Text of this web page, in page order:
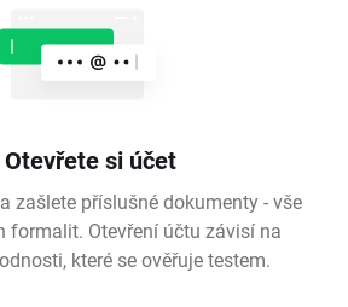
si účet
zašlete příslušné dokumenty - vše
formalit. Otevření účtu závisí na
které se ověřuje testem.